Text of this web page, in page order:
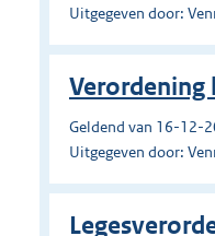
Uitgegeven door:
Verordening
Geldend van 16-12-
Uitgegeven door: